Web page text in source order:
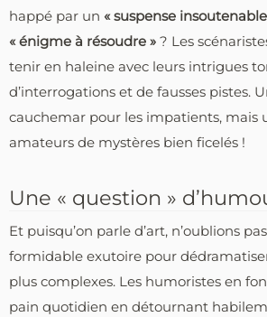
happé par un « suspense
« énigme à résoudre » ? Les
tenir en haleine avec leurs intrigues
d’interrogations et de fausses pistes.
cauchemar pour les impatients, mais
amateurs de mystères bien ficelés !
Une « question »
Et puisqu’on parle d’art, n’oublions
formidable exutoire pour
plus complexes. Les humoristes en
pain quotidien en détournant